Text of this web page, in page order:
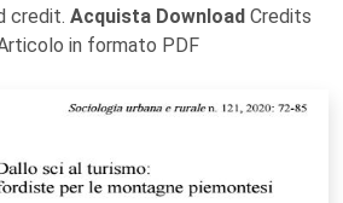
credit. Acquista Download Credits
in formato PDF